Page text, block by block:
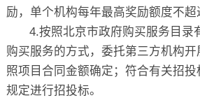
励，单个机构每年最高奖励额度不超
4.按照北京市政府购买服务目录
购买服务的方式，委托第三方机构
照项目合同金额确定；符合有关招
规定进行招投标。